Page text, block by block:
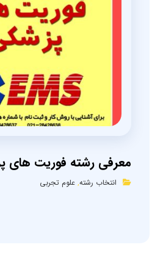
معرفی رشته فوریت های
انتخاب رشته,علوم تجربی